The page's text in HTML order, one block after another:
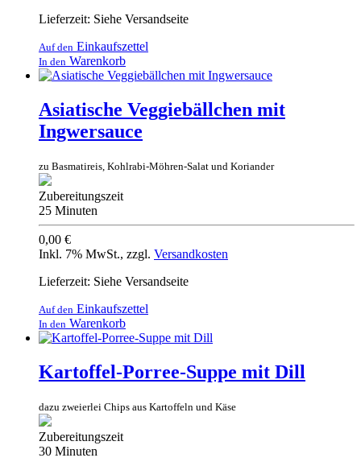
Lieferzeit: Siehe Versandseite
Auf den Einkaufszettel
In den Warenkorb
Asiatische Veggiebällchen mit
Ingwersauce
zu Basmatireis, Kohlrabi-Möhren-Salat und Koriander
Zubereitungszeit
25 Minuten
0,00 €
Inkl. 7% MwSt., zzgl. Versandkosten
Lieferzeit: Siehe Versandseite
Auf den Einkaufszettel
In den Warenkorb
Kartoffel-Porree-Suppe mit Dill
dazu zweierlei Chips aus Kartoffeln und Käse
Zubereitungszeit
30 Minuten